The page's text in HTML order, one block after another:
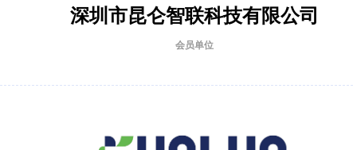
深圳市昆仑智联科技有限公司
会员单位